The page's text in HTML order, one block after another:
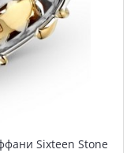
Sixteen Stone